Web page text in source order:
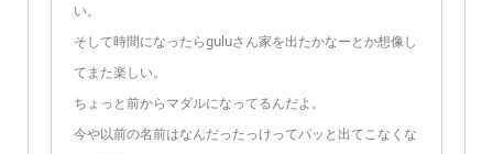
い。
そして時間になったらguluさん家を出たかなーとか想像し
てまた楽しい。
ちょっと前からマダルになってるんだよ。
今や以前の名前はなんだったっけってパッと出てこなくな